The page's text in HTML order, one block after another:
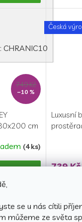
se u nás cítili
můžeme ze světa
CHRANIC10
5,0
z
5
749 Kč
–10 %
cm
(4 ks)
Česká
Luxusní
739 Kč
Česká